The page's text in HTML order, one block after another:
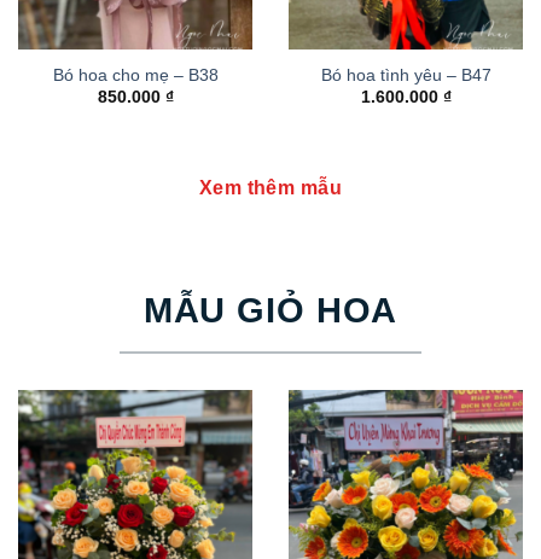
Bó hoa cho mẹ – B38
850.000 ₫
Bó hoa tình yêu – B47
1.600.000 ₫
Xem thêm mẫu
MẪU GIỎ HOA